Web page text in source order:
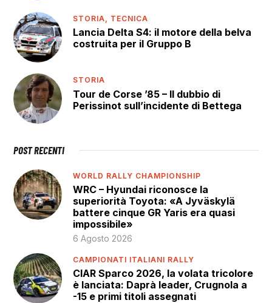
STORIA, TECNICA
Lancia Delta S4: il motore della belva
costruita per il Gruppo B
STORIA
Tour de Corse ’85 – Il dubbio di
Perissinot sull’incidente di Bettega
POST RECENTI
WORLD RALLY CHAMPIONSHIP
WRC – Hyundai riconosce la
superiorità Toyota: «A Jyväskylä
battere cinque GR Yaris era quasi
impossibile»
6 Agosto 2026
CAMPIONATI ITALIANI RALLY
CIAR Sparco 2026, la volata tricolore
è lanciata: Daprà leader, Crugnola a
-15 e primi titoli assegnati